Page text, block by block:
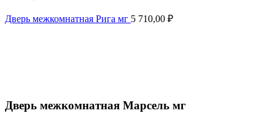
Дверь межкомнатная Рига мг 5 710,00 ₽
Дверь межкомнатная Марсель мг